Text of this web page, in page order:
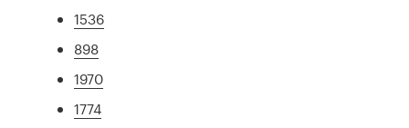
1536
898
1970
1774